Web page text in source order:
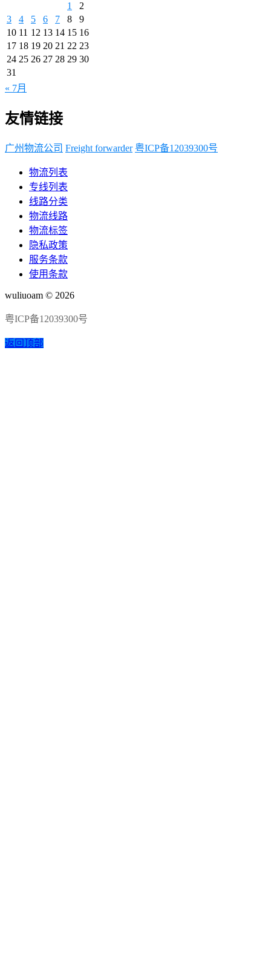
1
2
3
4 5 6 7 8
9
10 11 12 13 14 15 16
17 18 19 20 21 22 23
24 25 26 27 28 29 30
31
« 7月
友情链接
广州物流公司 Freight forwarder 粤ICP备12039300号
物流列表
专线列表
线路分类
物流线路
物流标签
隐私政策
服务条款
使用条款
wuliuoam © 2026
粤ICP备12039300号
返回顶部